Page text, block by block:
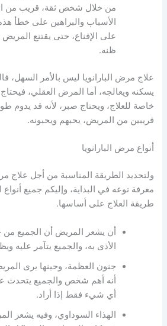
من خلال شخص ثقة، قريب من
الأسباب والبراهين على خطأ هذه
على الإقناع، حتى يقتنع
ظنه.
علاج مرض البارانويا ليس بالأمر السهل،
يسكنه ويعالجه، أما المرض العقلي، فيحتاج
خاصة للعلاج، ويحتاج صبر، لأنه قد يدوم
قريبين من المريض، يحبهم ويحبونه.
أنواع مرض البارانويا
ولتحديد الطريقة المناسبة من أجل علاج
معرفة نوعه في البداية، وإليكم جميع
طريقة العلاج على أساسها.
أن يشعر المريض أن الجميع من
الأذى به، والجميع يتآمر عليه
جنون العظمة، وحينها يرى
أنه أهم شخص والجميع يتحدث
أي شيء فقط إذا أراد.
الهذاء السوداوي، وفيه يشعر